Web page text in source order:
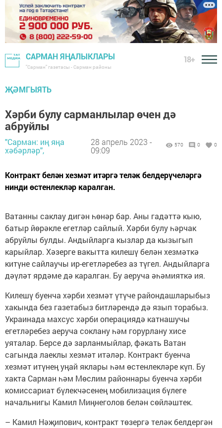
САРМАН ЯҢАЛЫКЛАРЫ
"Сарман" газетасы - Сарман районы
18+
ҖӘМГЫЯТЬ
Хәрби булу сарманлылар өчен дә
абруйлы
"Сарман: иң яңа
хәбәрләр",
28 апрель 2023 -
09:09
570 0 0
Контракт белән хезмәт итәргә теләк белдерүчеләргә
нинди өстенлекләр каралган.
Ватанны саклау дигән һөнәр бар. Аны гадәттә кыю,
батыр йөрәкле егетләр сайлый. Хәрби булу һәрчак
абруйлы булды. Андыйларга кызлар да кызыгып
карыйлар. Хәзерге вакытта килешү белән хезмәткә
китүне сайлаучы ир-егетләребез аз түгел. Андыйларга
дәүләт ярдәме дә каралган. Бу аеруча әһәмияткә ия.
Килешү буенча хәрби хезмәт үтүче райондашларыбыз
хакында без газетабыз битләрендә дә язып торабыз.
Украинада махсус хәрби операциядә катнашучы
егетләребез аеруча соклану һәм горурлану хисе
уяталар. Берсе дә зарланмыйлар, фәкать Ватан
сагында лаеклы хезмәт итәләр. Контракт буенча
хезмәт итүнең уңай яклары һәм өстенлекләре күп. Бу
хакта Сарман һәм Мөслим районнары буенча хәрби
комиссариат бүлекчәсенең мобилизация бүлеге
начальнигы Камил Миңнеголов белән сөйләштек.
– Камил Нәҗипович, контракт төзергә теләк белдергән